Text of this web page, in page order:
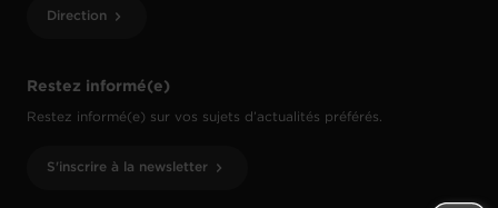
Restez informé(e)
Restez informé(e) sur vos sujets d’actualités préférés.
S'inscrire à la newsletter
Direction